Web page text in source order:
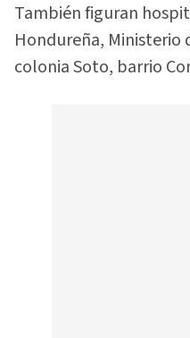
También figuran
Hondureña, Ministerio
colonia Soto, barrio